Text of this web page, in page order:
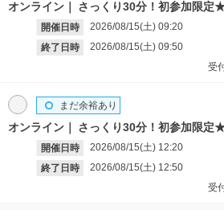
オンライン さっくり30分！初参加限定
開催日時 2026/08/15(土) 09:20
終了日時
2026/08/15(土) 09:50
受
オンライン さっくり30分！初参加限定
開催日時 2026/08/15(土) 12:20
終了日時
2026/08/15(土) 12:50
まだ余裕あり
受